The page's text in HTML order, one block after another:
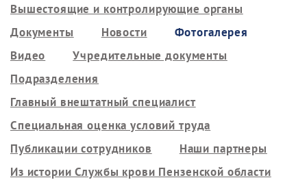
Вышестоящие и контролирующие органы
Документы
Новости
Фотогалерея
Видео
Учредительные документы
Подразделения
Главный внештатный специалист
Специальная оценка условий труда
Публикации сотрудников
Наши партнеры
Из истории Службы крови Пензенской области